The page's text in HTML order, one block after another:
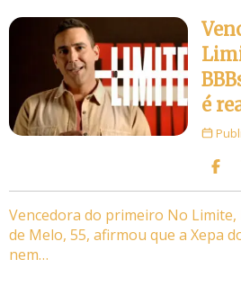
é
Vencedora do primeiro No Limite,
de Melo, 55, afirmou que a Xepa
nem…